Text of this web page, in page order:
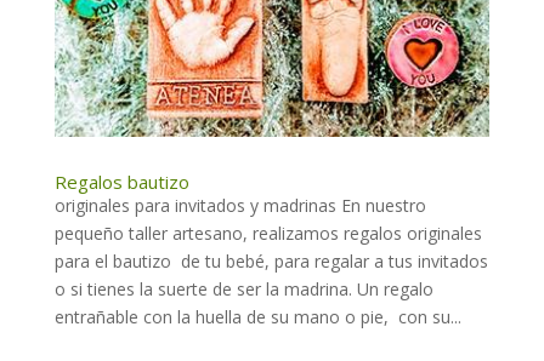
Regalos bautizo
originales para invitados y madrinas En nuestro
pequeño taller artesano, realizamos regalos originales
para el bautizo de tu bebé, para regalar a tus invitados
o si tienes la suerte de ser la madrina. Un regalo
entrañable con la huella de su mano o pie, con su...